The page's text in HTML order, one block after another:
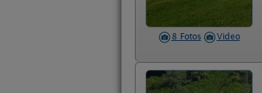
8 Fotos Video